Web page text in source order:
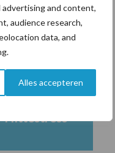
advertising and content,
audience research,
data, and
Alles accepteren
Fokkerij
Hittestress